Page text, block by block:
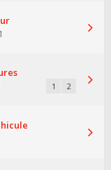
1 2